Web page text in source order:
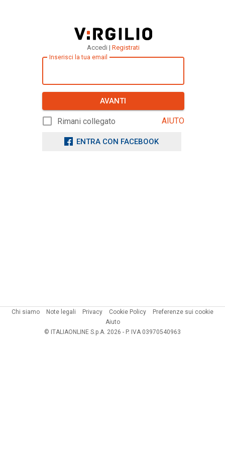
Accedi | Registrati
Inserisci la tua email
AVANTI
Rimani collegato AIUTO
ENTRA CON FACEBOOK
Chi siamo Note legali Privacy Cookie Policy
Preferenze sui cookie
Aiuto
© ITALIAONLINE S.p.A. 2026 - P. IVA 03970540963